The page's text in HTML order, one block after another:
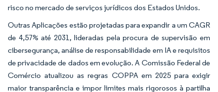
risco no mercado de serviços jurídicos dos Estados Unidos.
Outras Aplicações estão projetadas para expandir a um CAGR
de 4,57% até 2031, lideradas pela procura de supervisão em
cibersegurança, análise de responsabilidade em IA e requisitos
de privacidade de dados em evolução. A Comissão Federal de
Comércio atualizou as regras COPPA em 2025 para exigir
maior transparência e impor limites mais rigorosos à partilha